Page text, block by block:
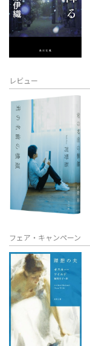
レビュー
フェア・キャンペーン